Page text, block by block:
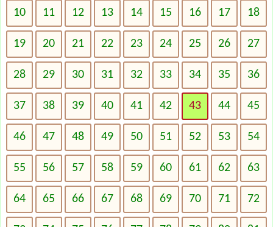
10 11 12 13 14 15 16 17 18
19 20 21 22 23 24 25 26 27
28 29 30 31 32 33 34 35 36
37 38 39 40 41 42 43 44 45
46 47 48 49 50 51 52 53 54
55 56 57 58 59 60 61 62 63
64 65 66 67 68 69 70 71 72